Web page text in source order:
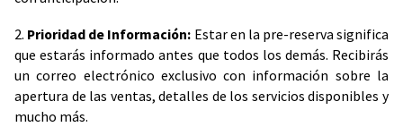
2. Prioridad de Información: Estar en la pre-reserva significa
que estarás informado antes que todos los demás. Recibirás
un correo electrónico exclusivo con información sobre la
apertura de las ventas, detalles de los servicios disponibles y
mucho más.